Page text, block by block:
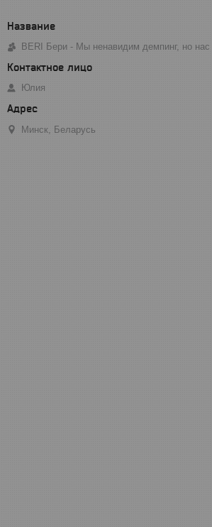
BERI Бери - Мы ненавидим демпинг, но
Юлия
Минск, Беларусь